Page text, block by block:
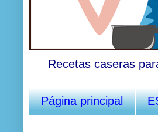
Recetas caseras
Página principal